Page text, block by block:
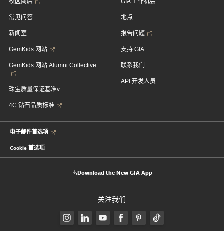
校区商店
常见问答
新闻室
GemKids 网站
GemKids 网站 Alumni Collective
珠宝质量保证基准v
4C 钻石品质标准
GIA 工作机会
地点
报告问题
支持 GIA
联系我们
API 开发人员
电子邮件首选项
Cookie 首选项
Download the New GIA App
关注我们